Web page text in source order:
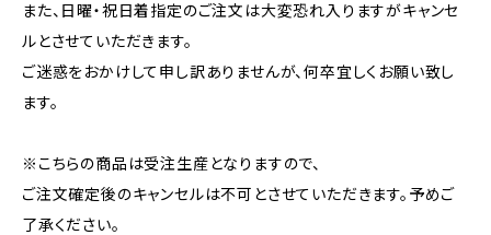
また、日曜・祝日着指定のご注文は大変恐れ入りますがキャンセ
ルとさせていただきます。
ご迷惑をおかけして申し訳ありませんが、何卒宜しくお願い致し
ます。
※こちらの商品は受注生産となりますので、
ご注文確定後のキャンセルは不可とさせていただきます。予めご
了承ください。